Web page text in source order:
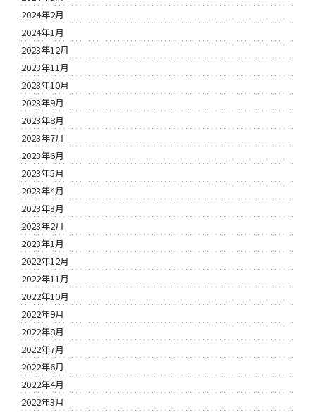
2024年2月
2024年1月
2023年12月
2023年11月
2023年10月
2023年9月
2023年8月
2023年7月
2023年6月
2023年5月
2023年4月
2023年3月
2023年2月
2023年1月
2022年12月
2022年11月
2022年10月
2022年9月
2022年8月
2022年7月
2022年6月
2022年4月
2022年3月